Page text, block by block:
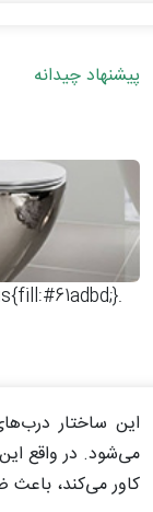
پیشنهاد چیدانه
می‌شود. در واقع
کاور می‌کند،